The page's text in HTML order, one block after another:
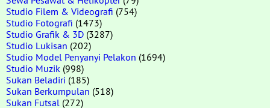
Studio Filem & Videografi (754)
Studio Fotografi (1473)
Studio Grafik & 3D (3287)
Studio Lukisan (202)
Studio Model Penyanyi Pelakon (1694)
Studio Muzik (998)
Sukan Beladiri (185)
Sukan Berkumpulan (518)
Sukan Futsal (272)